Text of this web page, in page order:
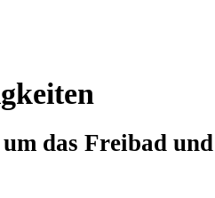
das Freibad